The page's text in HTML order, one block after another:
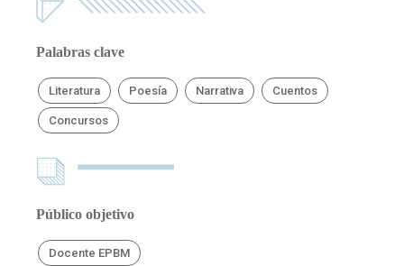
Palabras clave
Literatura Poesía Narrativa Cuentos
Concursos
Público objetivo
Docente EPBM